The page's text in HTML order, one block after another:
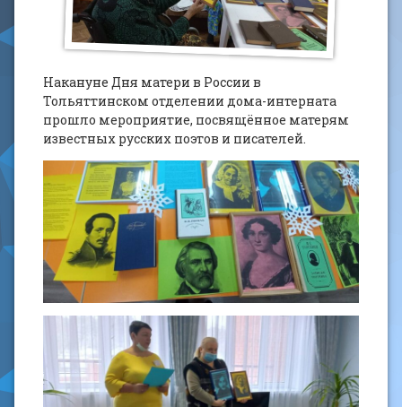
Накануне Дня матери в России в
Тольяттинском отделении дома-интерната
прошло мероприятие, посвящённое матерям
известных русских поэтов и писателей.